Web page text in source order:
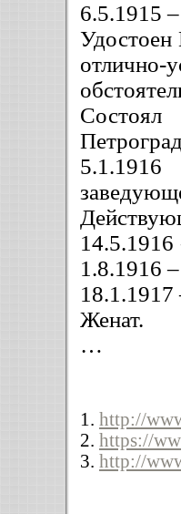
6.5.1915
Удостоен
отлично-
Состоял
1.8.1916
Женат.
…
1. http://
2. https://
3. http://